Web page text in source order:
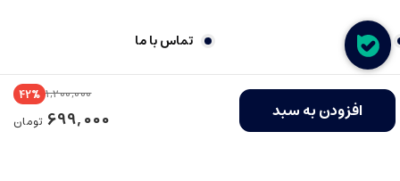
افزودن به سبد
1,200,000
42%
699,000 تومان
شکایات تماس با ما
فروشگاه ساخته شده با شاپفا